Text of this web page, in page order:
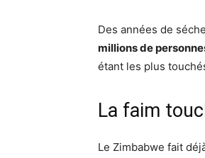
Des années de
millions de
étant les plus
La faim
Le Zimbabwe fait